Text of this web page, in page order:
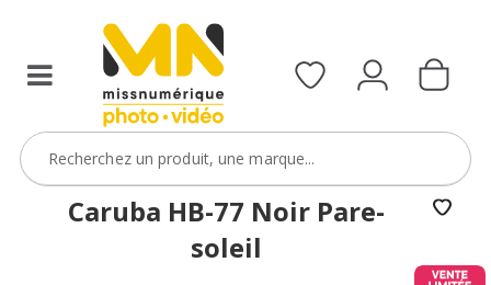
Caruba HB-77 Noir Pare-
soleil